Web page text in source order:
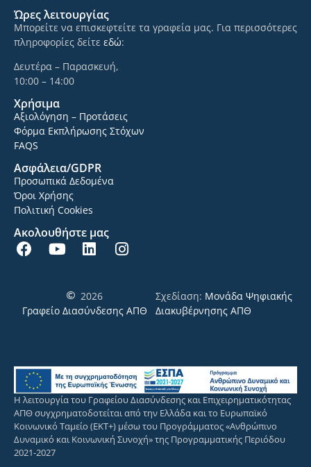
Ώρες λειτουργίας
Μπορείτε να επισκεφτείτε τα γραφεία μας. Για περισσότερες
πληροφορίες δείτε εδώ:
Δευτέρα – Παρασκευή,
10:00 – 14:00
Χρήσιμα
Αξιολόγηση – Προτάσεις
Φόρμα Εκπλήρωσης Στόχων
FAQS
Ασφάλεια/GDPR
Προσωπικά Δεδομένα
Όροι Χρήσης
Πολιτική Cookies
Ακολουθήστε μας
2026
Γραφείο Διασύνδεσης ΑΠΘ
Σχεδίαση: Μονάδα Ψηφιακής
Διακυβέρνησης ΑΠΘ
Η λειτουργία του Γραφείου Διασύνδεσης και Επιχειρηματικότητας
ΑΠΘ συγχρηματοδοτείται από την Ελλάδα και το Ευρωπαϊκό
Κοινωνικό Ταμείο (ΕΚΤ+) μέσω του Προγράμματος «Ανθρώπινο
Δυναμικό και Κοινωνική Συνοχή» της Προγραμματικής Περιόδου
2021-2027